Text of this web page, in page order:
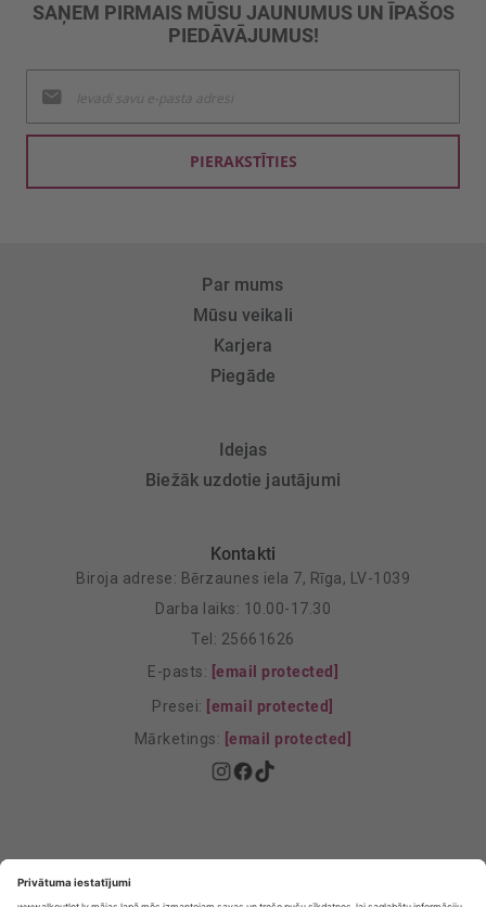
SAŅEM PIRMAIS MŪSU JAUNUMUS UN ĪPAŠOS
PIEDĀVĀJUMUS!
jaunumu
saņemšanai:
PIERAKSTĪTIES
Par mums
Mūsu veikali
Karjera
Piegāde
Idejas
Biežāk uzdotie jautājumi
Kontakti
Biroja adrese: Bērzaunes iela 7, Rīga, LV-1039
Darba laiks: 10.00-17.30
Tel: 25661626
E-pasts: [email protected]
Presei: [email protected]
Mārketings: [email protected]
Privātuma Iestatījumi